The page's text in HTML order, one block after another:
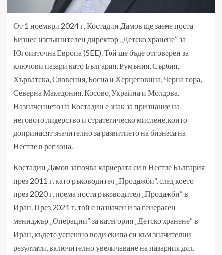
От 1 ноември 2024 г. Костадин Дамов ще заеме поста
Бизнес изпълнителен директор „Детско хранене“ за
Югоизточна Европа (SEE). Той ще бъде отговорен за
ключови пазари като България, Румъния, Сърбия,
Хърватска, Словения, Босна и Херцеговина, Черна гора,
Северна Македония, Косово, Украйна и Молдова.
Назначението на Костадин е знак за признание на
неговото лидерство и стратегическо мислене, които
допринасят значително за развитието на бизнеса на
Нестле в региона.
Костадин Дамов започва кариерата си в Нестле България
през 2011 г. като ръководител „Продажби“, след което
през 2020 г. поема поста ръководител „Продажби“ в
Иран. През 2021 г. той е назначен и за генерален
мениджър „Операции“ за категория „Детско хранене“ в
Иран, където успешно води екипа си към значителни
резултати, включително увеличаване на пазарния дял.